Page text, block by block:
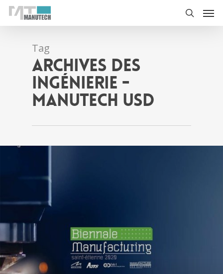
Tag
Archives des
ingénierie -
Manutech USD